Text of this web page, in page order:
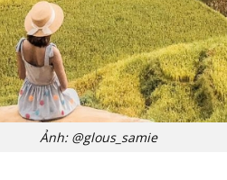
Ảnh: @glous_samie